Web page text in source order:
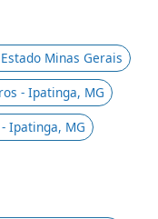
Minas Gerais
- Ipatinga, MG
Ipatinga, MG